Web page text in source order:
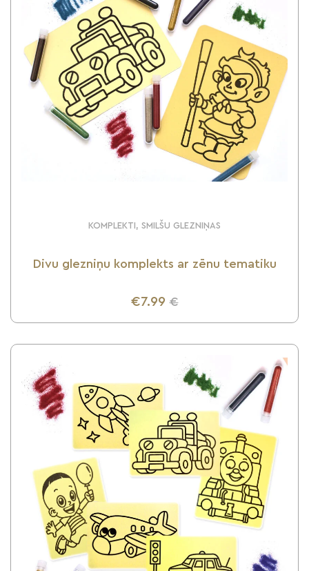
KOMPLEKTI, SMILŠU GLEZNIŅAS
Divu glezniņu komplekts ar zēnu tematiku
€7.99 €
UZZINI VAIRĀK